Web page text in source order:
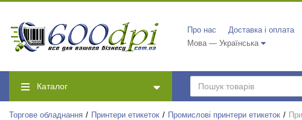
Про нас Доставка і оплата
Мова — Українська
Каталог
Торгове обладнання Принтери етикеток Промислові принтери етикеток